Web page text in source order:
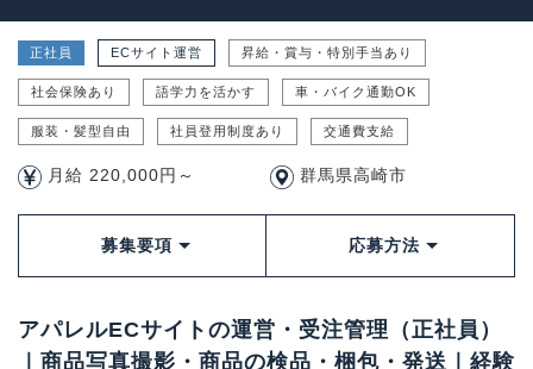
正社員 ECサイト運営 昇給・賞与・特別手当あり
社会保険あり 語学力を活かす 車・バイク通勤OK
服装・髪型自由 社員登用制度あり 交通費支給
月給 220,000円～ 群馬県高崎市
募集要項 応募方法
アパレルECサイトの運営・受注管理（正社員）
｜商品写真撮影・商品の検品・梱包・発送｜経験